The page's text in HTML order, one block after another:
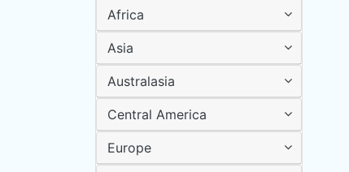
Africa
Asia
Australasia
Central America
Europe